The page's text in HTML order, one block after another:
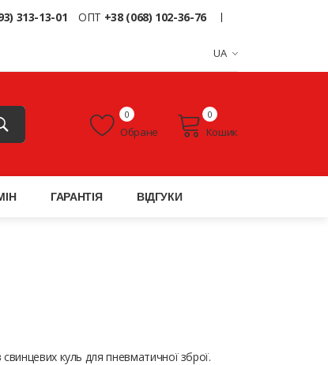
313-13-01 ОПТ +38 (068) 102-36-76
UA
Обране
0
Кошик
0
ГАРАНТІЯ ВІДГУКИ
куль для пневматичної зброї.